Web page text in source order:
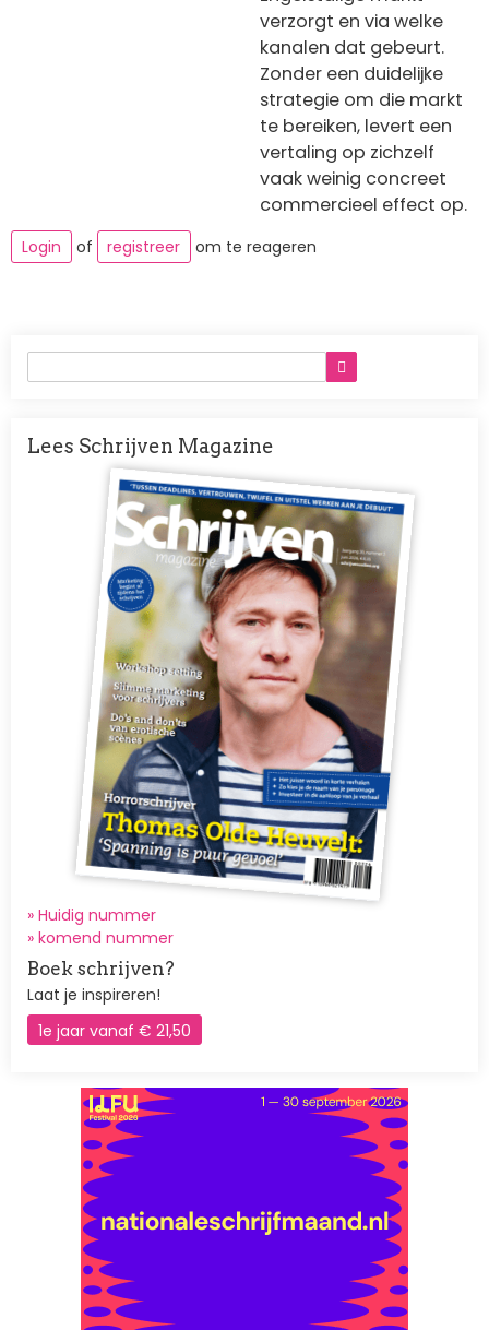
verzorgt en via welke
kanalen dat gebeurt.
Zonder een duidelijke
strategie om die markt
te bereiken, levert een
vertaling op zichzelf
vaak weinig concreet
commercieel effect op.
Login of registreer om te reageren
Lees Schrijven Magazine
Afbeelding
» Huidig nummer
» komend nummer
Boek schrijven?
Laat je inspireren!
1e jaar vanaf € 21,50